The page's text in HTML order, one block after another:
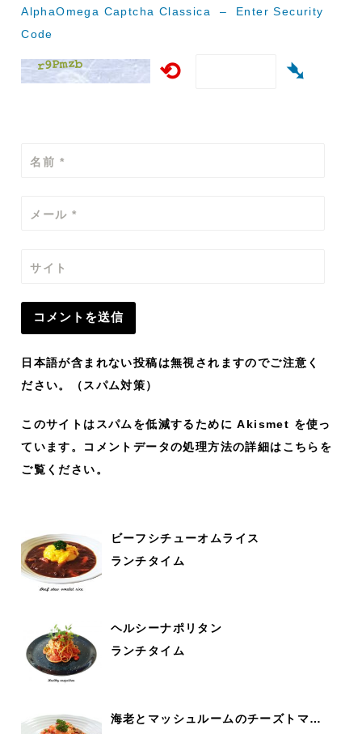
ン
AlphaOmega Captcha Classica – Enter Security
Code
⟲ ➴
名前 *
メール *
サイト
日本語が含まれない投稿は無視されますのでご注意く
ださい。（スパム対策）
このサイトはスパムを低減するために Akismet を使っ
ています。
コメントデータの処理方法の詳細はこちらを
ご覧ください。
ビーフシチューオムライス
ランチタイム
ヘルシーナポリタン
ランチタイム
海老とマッシュルームのチーズトマ…